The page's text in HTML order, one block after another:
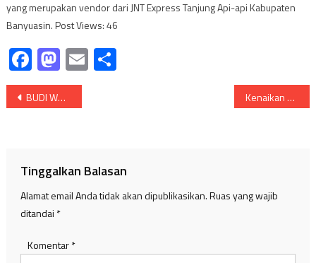
yang merupakan vendor dari JNT Express Tanjung Api-api Kabupaten
Banyuasin. Post Views: 46
Facebook
Mastodon
Email
Navigasi
BUDI WAHYU SIAP MAJU PADA MUSDA KAHMI BANYUASIN Kenaikan Harga BBM, Samuel ; Reformasi Disektor Tersebut
Tinggalkan Balasan
Alamat email Anda tidak akan dipublikasikan.Ruas yang wajib
ditandai *
Komentar*